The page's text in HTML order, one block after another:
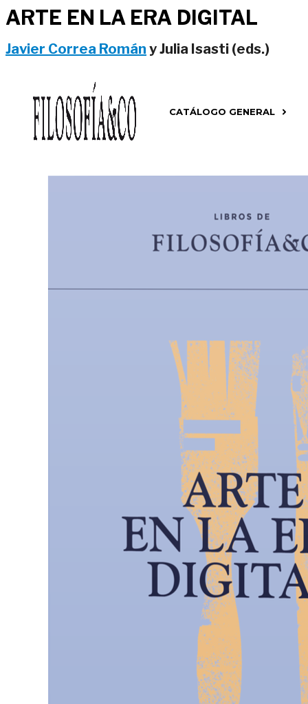
ARTE EN LA ERA DIGITAL
Javier Correa Román y Julia Isasti (eds.)
CATÁLOGO GENERAL